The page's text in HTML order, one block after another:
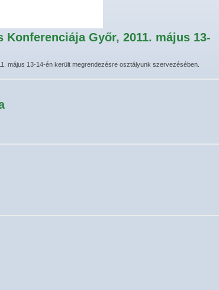
Konferenciája Győr, 2011. május 13-
május 13-14-én került megrendezésre osztályunk szervezésében.